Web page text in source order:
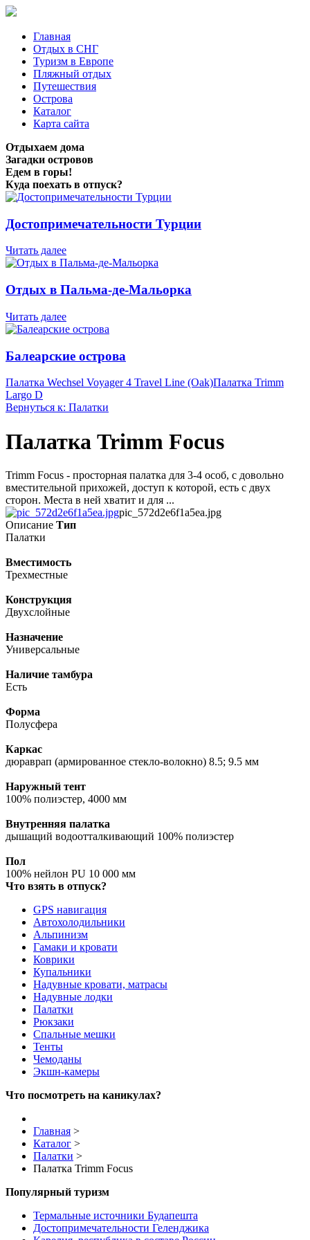
Главная
Отдых в СНГ
Туризм в Европе
Пляжный отдых
Путешествия
Острова
Каталог
Карта сайта
Отдыхаем дома
Загадки островов
Едем в горы!
Куда поехать в отпуск?
Достопримечательности Турции
Читать далее
Отдых в Пальма-де-Мальорка
Читать далее
Балеарские острова
Палатка Wechsel Voyager 4 Travel Line (Oak)Палатка Trimm
Largo D
Вернуться к: Палатки
Палатка Trimm Focus
Trimm Focus - просторная палатка для 3-4 особ, с довольно
вместительной прихожей, доступ к которой, есть с двух
сторон. Места в ней хватит и для ...
pic_572d2e6f1a5ea.jpg
Описание Тип
Палатки
Вместимость
Трехместные
Конструкция
Двухслойные
Назначение
Универсальные
Наличие тамбура
Есть
Форма
Полусфера
Каркас
дюраврап (армированное стекло-волокно) 8.5; 9.5 мм
Наружный тент
100% полиэстер, 4000 мм
Внутренняя палатка
дышащий водоотталкивающий 100% полиэстер
Пол
100% нейлон PU 10 000 мм
Что взять в отпуск?
GPS навигация
Автохолодильники
Альпинизм
Гамаки и кровати
Коврики
Купальники
Надувные кровати, матрасы
Надувные лодки
Палатки
Рюкзаки
Спальные мешки
Тенты
Чемоданы
Экшн-камеры
Что посмотреть на каникулах?
Главная >
Каталог >
Палатки >
Палатка Trimm Focus
Популярный туризм
Термальные источники Будапешта
Достопримечательности Геленджика